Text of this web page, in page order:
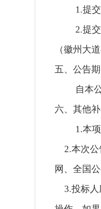
1.提
2.提
（徽州大
五、公告
自本
六、其他
1.本
2.本次公
网、全国
3.投标人